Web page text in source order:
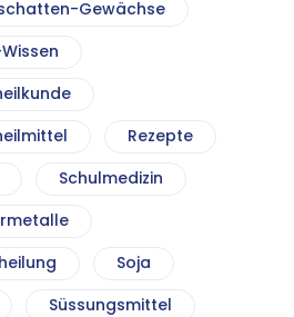
Gewächse
Rezepte
Schulmedizin
Soja
Süssungsmittel